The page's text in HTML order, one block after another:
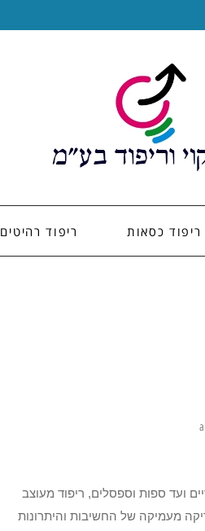
ריפוד כסאות ריפוד רהיטים
ועד ספות וספסלים, ריפוד מעוצב
מעמיקה של החשיבות והיתרונות